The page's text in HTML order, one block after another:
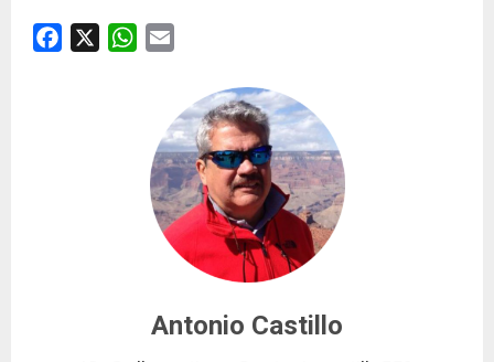
Facebook WhatsApp
Antonio Castillo